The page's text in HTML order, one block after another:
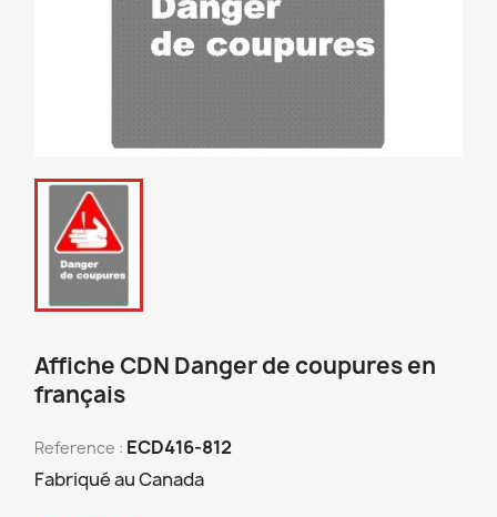
Affiche CDN Danger de coupures en
français
Reference : ECD416-812
Fabriqué au Canada